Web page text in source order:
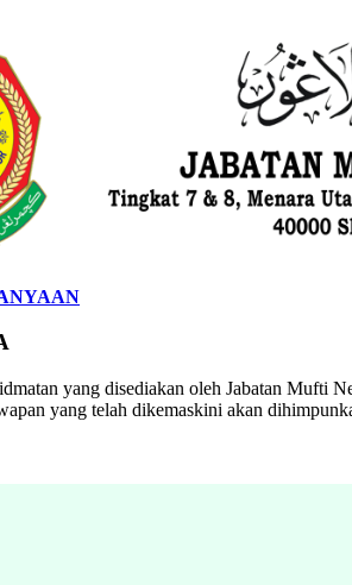
yang disediakan oleh Jabatan Mufti
yang telah dikemaskini akan